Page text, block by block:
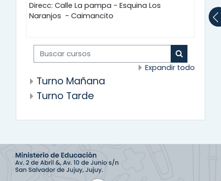
Direcc: Calle La pampa - Esquina Los
Naranjos - Caimancito
Buscar cursos
Buscar
Expandir todo
Turno Mañana
Turno Tarde